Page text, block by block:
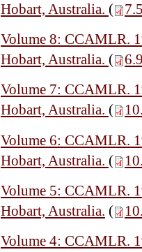
Hobart, Australia. (
Volume 8: CCAMLR.
Hobart, Australia. (
Volume 7: CCAMLR.
Hobart, Australia. (
Volume 6: CCAMLR.
Hobart, Australia. (
Volume 5: CCAMLR.
Hobart, Australia. (
Volume 4: CCAMLR.